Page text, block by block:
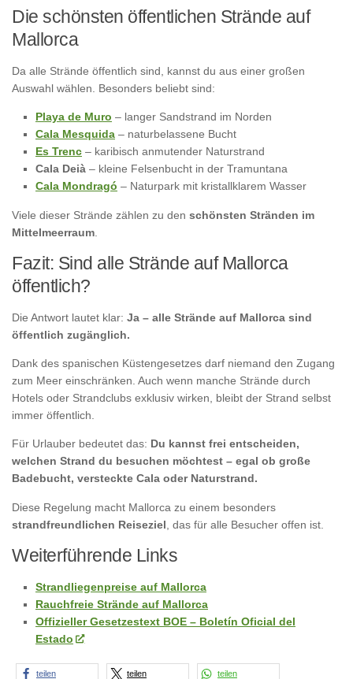
Die schönsten öffentlichen Strände auf
Mallorca
Da alle Strände öffentlich sind, kannst du aus einer großen
Auswahl wählen. Besonders beliebt sind:
Playa de Muro – langer Sandstrand im Norden
Cala Mesquida – naturbelassene Bucht
Es Trenc – karibisch anmutender Naturstrand
Cala Deià – kleine Felsenbucht in der Tramuntana
Cala Mondragó – Naturpark mit kristallklarem Wasser
Viele dieser Strände zählen zu den schönsten Stränden im
Mittelmeerraum.
Fazit: Sind alle Strände auf Mallorca
öffentlich?
Die Antwort lautet klar: Ja – alle Strände auf Mallorca sind
öffentlich zugänglich.
Dank des spanischen Küstengesetzes darf niemand den Zugang
zum Meer einschränken. Auch wenn manche Strände durch
Hotels oder Strandclubs exklusiv wirken, bleibt der Strand selbst
immer öffentlich.
Für Urlauber bedeutet das: Du kannst frei entscheiden,
welchen Strand du besuchen möchtest – egal ob große
Badebucht, versteckte Cala oder Naturstrand.
Diese Regelung macht Mallorca zu einem besonders
strandfreundlichen Reiseziel , das für alle Besucher offen ist.
Weiterführende Links
Strandliegenpreise auf Mallorca
Rauchfreie Strände auf Mallorca
Offizieller Gesetzestext BOE – Boletín Oficial del
Estado
teilen teilen teilen